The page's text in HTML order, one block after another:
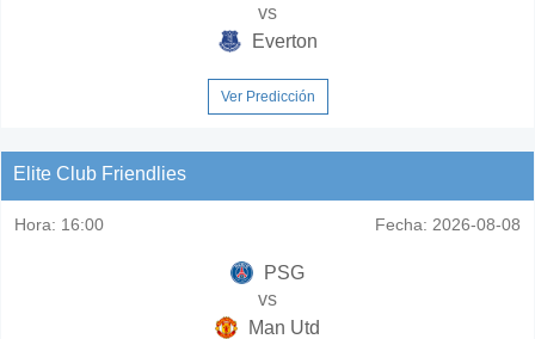
vs
Everton
Ver Predicción
Elite Club Friendlies
Hora: 16:00 Fecha: 2026-08-08
PSG
vs
Man Utd